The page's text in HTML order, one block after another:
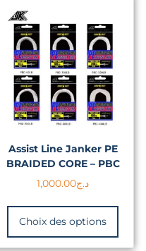
Assist Line Janker PE
BRAIDED CORE – PBC
د.ج1,000.00
Choix des options